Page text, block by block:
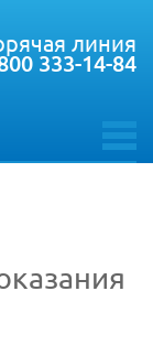
toggle
линия
333-14-84